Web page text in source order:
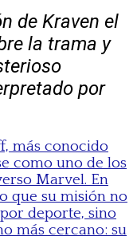
de Kraven el
la trama y
por
más conocido
como uno de los
Marvel. En
que su misión no
deporte, sino
más cercano: su